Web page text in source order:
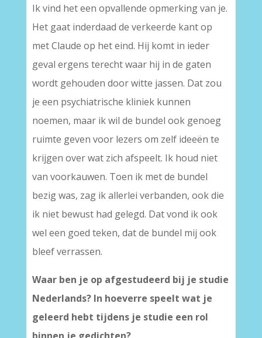
Ik vind het een opvallende opmerking van je.
Het gaat inderdaad de verkeerde kant op
met Claude op het eind. Hij komt in ieder
geval ergens terecht waar hij in de gaten
wordt gehouden door witte jassen. Dat zou
je een psychiatrische kliniek kunnen
noemen, maar ik wil de bundel ook genoeg
ruimte geven voor lezers om zelf ideeën te
krijgen over wat zich afspeelt. Ik houd niet
van voorkauwen. Toen ik met de bundel
bezig was, zag ik allerlei verbanden, ook die
ik niet bewust had gelegd. Dat vond ik ook
wel een goed teken, dat de bundel mij ook
bleef verrassen.
Waar ben je op afgestudeerd bij je studie
Nederlands? In hoeverre speelt wat je
geleerd hebt tijdens je studie een rol